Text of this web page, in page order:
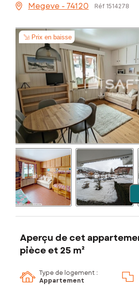
Megeve - 74120 Réf 1514278
Prix en baisse
Aperçu de cet
pièce et 25 m²
Type de logement :
Appartement